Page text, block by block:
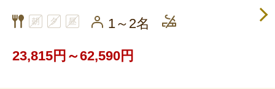
1～2名
23,815円～62,590円